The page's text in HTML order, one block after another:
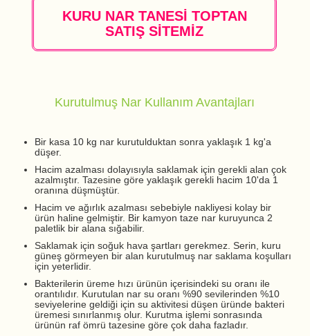
KURU NAR TANESİ TOPTAN
SATIŞ SİTEMİZ
Kurutulmuş Nar Kullanım Avantajları
Bir kasa 10 kg nar kurutulduktan sonra yaklaşık 1 kg'a
düşer.
Hacim azalması dolayısıyla saklamak için gerekli alan çok
azalmıştır. Tazesine göre yaklaşık gerekli hacim 10'da 1
oranına düşmüştür.
Hacim ve ağırlık azalması sebebiyle nakliyesi kolay bir
ürün haline gelmiştir. Bir kamyon taze nar kuruyunca 2
paletlik bir alana sığabilir.
Saklamak için soğuk hava şartları gerekmez. Serin, kuru
güneş görmeyen bir alan kurutulmuş nar saklama koşulları
için yeterlidir.
Bakterilerin üreme hızı ürünün içerisindeki su oranı ile
orantılıdır. Kurutulan nar su oranı %90 sevilerinden %10
seviyelerine geldiği için su aktivitesi düşen üründe bakteri
üremesi sınırlanmış olur. Kurutma işlemi sonrasında
ürünün raf ömrü tazesine göre çok daha fazladır.